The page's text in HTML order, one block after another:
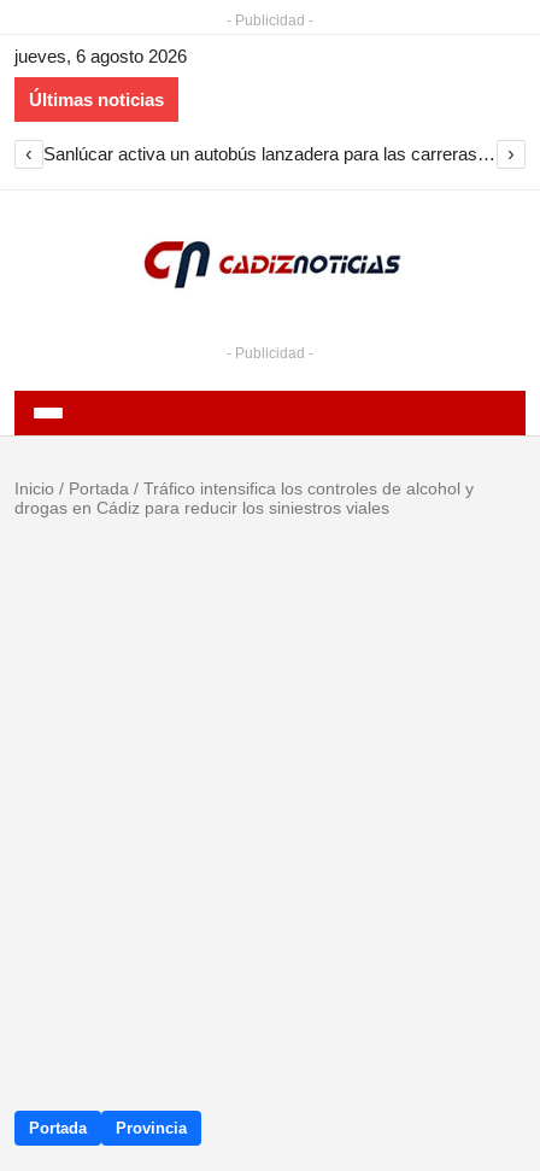
- Publicidad -
jueves, 6 agosto 2026
Últimas noticias
‹ Sanlúcar activa un autobús lanzadera para las carreras de caballos 2026 ›
- Publicidad -
Inicio / Portada / Tráfico intensifica los controles de alcohol y
drogas en Cádiz para reducir los siniestros viales
Portada Provincia